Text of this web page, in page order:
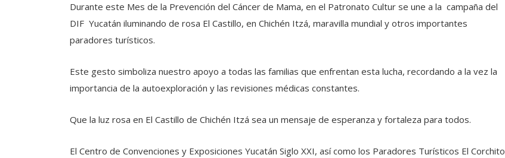
Durante este Mes de la Prevención del Cáncer de Mama, en el Patronato Cultur se une a la campaña del
DIF Yucatán iluminando de rosa El Castillo, en Chichén Itzá, maravilla mundial y otros importantes
paradores turísticos.
Este gesto simboliza nuestro apoyo a todas las familias que enfrentan esta lucha, recordando a la vez la
importancia de la autoexploración y las revisiones médicas constantes.
Que la luz rosa en El Castillo de Chichén Itzá sea un mensaje de esperanza y fortaleza para todos.
El Centro de Convenciones y Exposiciones Yucatán Siglo XXI, así como los Paradores Turísticos El Corchito